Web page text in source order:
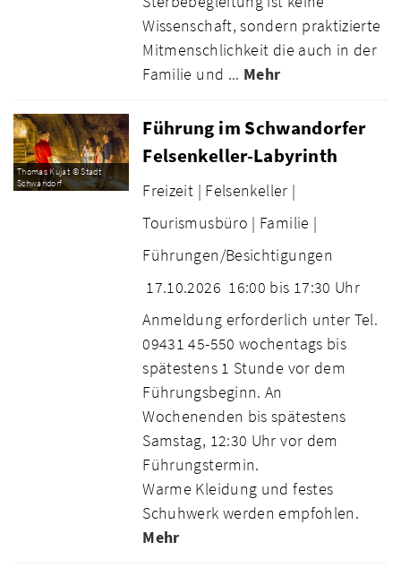
Wissenschaft, sondern praktizierte
Mitmenschlichkeit die auch in der
Familie und ... Mehr
Thomas Kujat © Stadt
Schwandorf
Führung im Schwandorfer
Felsenkeller-Labyrinth
Freizeit | Felsenkeller |
Tourismusbüro | Familie |
Führungen/Besichtigungen
17.10.2026 16:00 bis 17:30 Uhr
Anmeldung erforderlich unter Tel.
09431 45-550 wochentags bis
spätestens 1 Stunde vor dem
Führungsbeginn. An
Wochenenden bis spätestens
Samstag, 12:30 Uhr vor dem
Führungstermin.
Warme Kleidung und festes
Schuhwerk werden empfohlen.
Mehr